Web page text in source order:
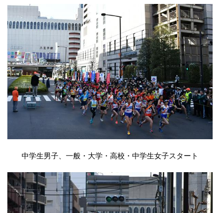
中学生男子、一般・大学・高校・中学生女子スタート